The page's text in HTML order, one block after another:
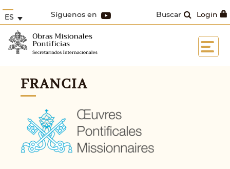
Login
Buscar
Síguenos en
ES
FRANCIA